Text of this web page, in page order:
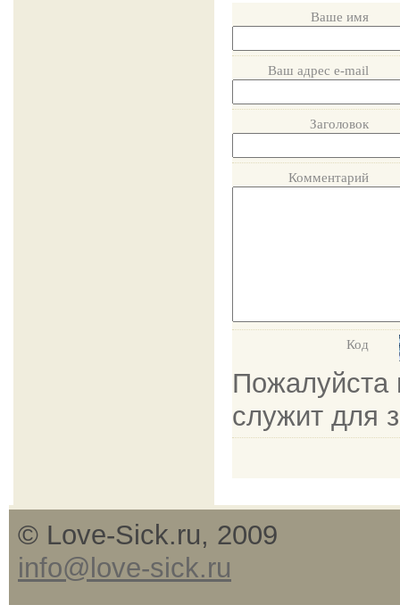
Ваше имя
Ваш адрес e-mail
Заголовок
Комментарий
Код
Пожалуйста
служит для
© Love-Sick.ru, 2009
info@love-sick.ru